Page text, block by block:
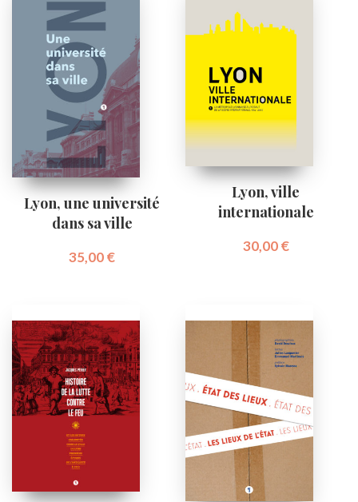
Lyon, une université
dans sa ville
35,00€
Lyon, ville
internationale
30,00€